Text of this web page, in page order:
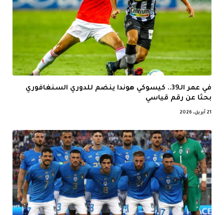
في عمر الـ39.. كيسوكي هوندا ينضم للدوري السنغافوري
بحثا عن رقم قياسي
21 أبريل، 2026